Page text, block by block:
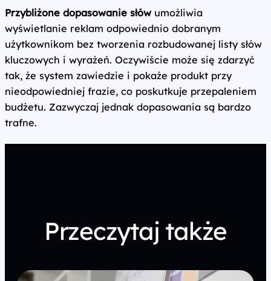
Przybliżone dopasowanie słówumożliwia
wyświetlanie reklam odpowiednio dobranym
użytkownikom bez tworzenia rozbudowanej listy słów
kluczowych i wyrażeń. Oczywiście może się zdarzyć
tak, że system zawiedzie i pokaże produkt przy
nieodpowiedniej frazie, co poskutkuje przepaleniem
budżetu. Zazwyczaj jednak dopasowania są bardzo
trafne.
Przeczytaj także